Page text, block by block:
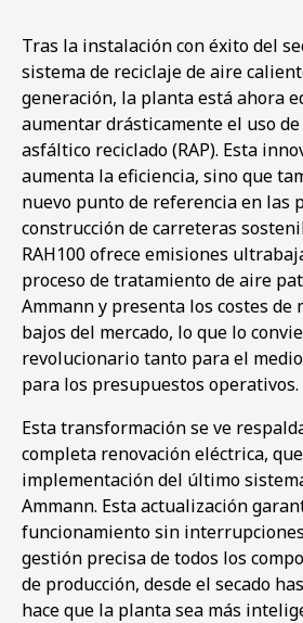
12 3
Tras la instalación con éxito del
sistema de reciclaje de aire
generación, la planta está ahora
aumentar drásticamente el uso
asfáltico reciclado (RAP). Esta
aumenta la eficiencia, sino que
nuevo punto de referencia en las
construcción de carreteras
RAH100 ofrece emisiones
proceso de tratamiento de aire
Ammann y presenta los costes
bajos del mercado, lo que lo
revolucionario tanto para el
para los presupuestos operativos.
Esta transformación se ve
completa renovación eléctrica,
implementación del último
Ammann. Esta actualización
funcionamiento sin
gestión precisa de todos los
de producción, desde el secado
hace que la planta sea más